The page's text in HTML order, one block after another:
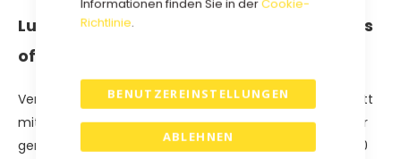
Richtlinie.
BENUTZEREINSTELLUNGEN
ABLEHNEN
Luxus-Geschenkboxen Modell Würfel aus
offener Wellpappe
Verleihen Sie Ihren Geschenken einen eleganten Auftritt
mit unserer Würfel Schachtel die aus strapazierfähiger
gerippter offener Wellpappe besteht und in mehr als 10